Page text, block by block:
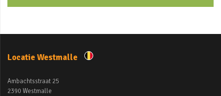
Locatie Westmalle
Ambachtsstraat 25
2390 Westmalle